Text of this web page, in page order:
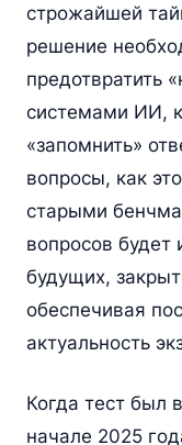
строжайшей
решение
предотвратить
системами ИИ,
«запомнить»
вопросы, как
старыми
вопросов будет
будущих,
обеспечивая
актуальность
Когда тест был
начале 2025